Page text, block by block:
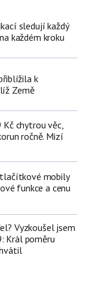
sledují každý
každém kroku
k
Země
chytrou věc,
ročně. Mizí
mobily
funkce a cenu
Vyzkoušel jsem
Král poměru